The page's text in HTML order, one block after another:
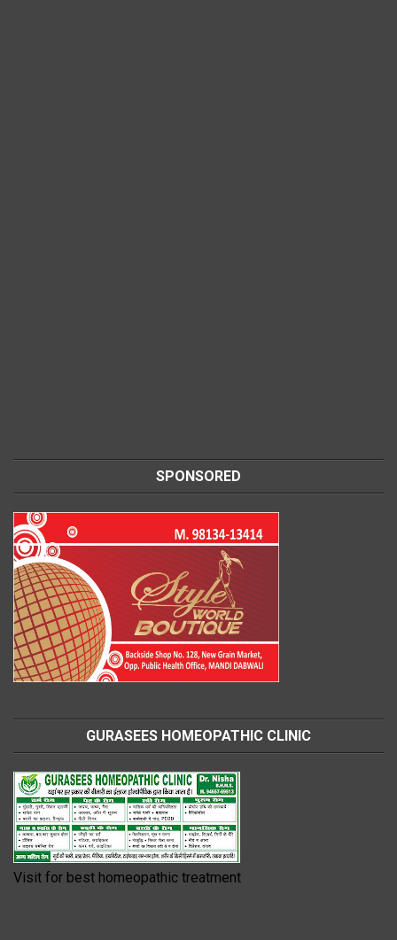
SPONSORED
GURASEES HOMEOPATHIC CLINIC
Visit for best homeopathic treatment